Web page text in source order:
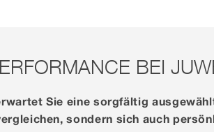
BEI
Sie eine sorgfältig
sondern sich auch